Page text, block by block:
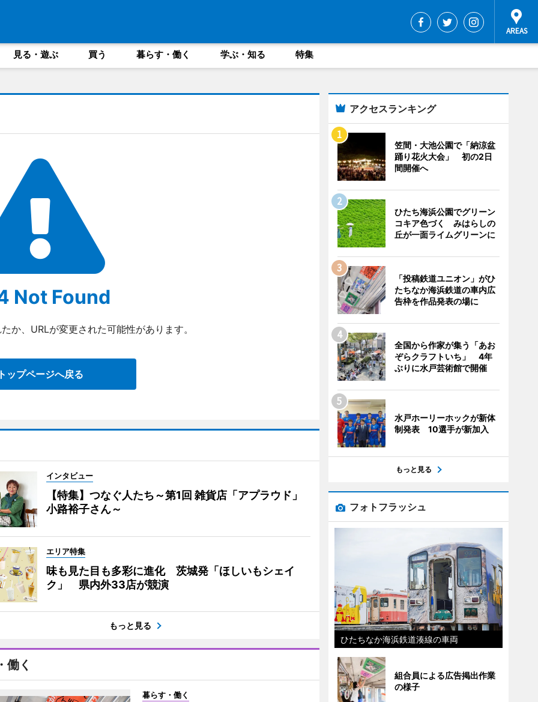
見る・遊ぶ 買う 暮らす・働く 学ぶ・知る 特集
Not Found
か、URLが変更された可能性があります。
ップページへ戻る
インタビュー
【特集】つなぐ人たち～第1回 雑貨店「アプラウド」
小路裕子さん～
エリア特集
味も見た目も多彩に進化 茨城発「ほしいもシェイ
ク」 県内外33店が競演
もっと見る
働く
暮らす・働く
アクセスランキング
笠間・大池公園で「納涼盆
踊り花火大会」 初の2日
間開催へ
ひたち海浜公園でグリーン
コキア色づく みはらしの
丘が一面ライムグリーンに
「投稿鉄道ユニオン」がひ
たちなか海浜鉄道の車内広
告枠を作品発表の場に
全国から作家が集う「あお
ぞらクラフトいち」 4年
ぶりに水戸芸術館で開催
水戸ホーリーホックが新体
制発表 10選手が新加入
もっと見る
フォトフラッシュ
ひたちなか海浜鉄道湊線の車両
組合員による広告掲出作業
の様子